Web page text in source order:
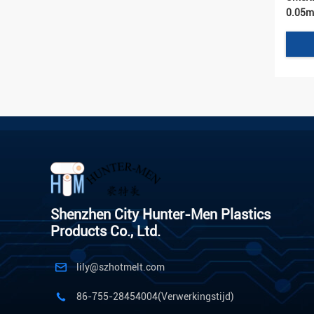
De
1.2g/
voor
Shenzhen City Hunter-Men Plastics
Products Co., Ltd.
lily@szhotmelt.com
86-755-28454004(Verwerkingstijd)